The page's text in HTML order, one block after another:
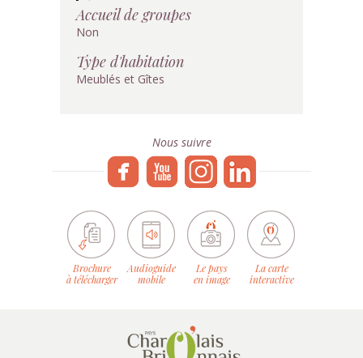
Accueil de groupes
Non
Type d'habitation
Meublés et Gîtes
Nous suivre
Brochure
à télécharger
Audioguide
mobile
Le pays
en image
La carte
interactive